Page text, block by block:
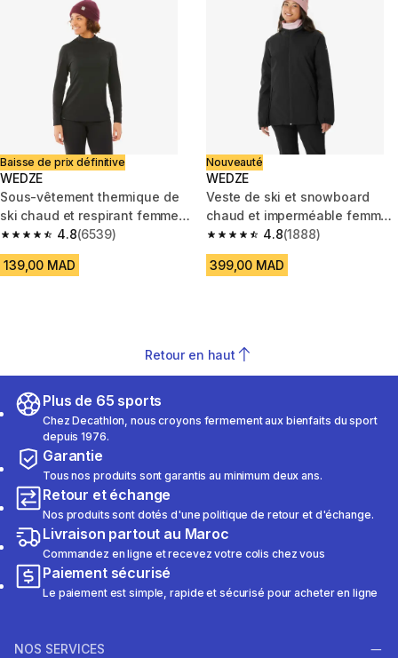
Baisse de prix définitive
WEDZE
Sous-vêtement thermique de
ski chaud et respirant femme,
BL 500 noir4.8
4.8 out of 5 stars from 6539 reviews
(6539)
139,00 MAD
Nouveauté
WEDZE
Veste de ski et snowboard
chaud et imperméable femme,
100 noir
4.8
4.8 out of 5 stars from 1888
(1888)
399,00 MAD
Retour en haut
Plus de 65 sports
Chez Decathlon, nous croyons fermement aux bienfaits du sport
depuis 1976.
Garantie
Tous nos produits sont garantis au minimum deux ans.
Retour et échange
Nos produits sont dotés d'une politique de retour et d'échange.
Livraison partout au Maroc
Commandez en ligne et recevez votre colis chez vous
Paiement sécurisé
Le paiement est simple, rapide et sécurisé pour acheter en ligne
NOS SERVICES